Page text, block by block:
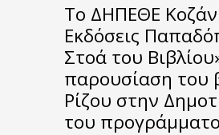
Το ΔΗΠΕΘΕ
Εκδόσεις
Στοά του
παρουσίαση του
Ρίζου στην
του